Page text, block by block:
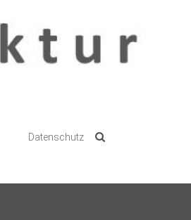
Datenschutz